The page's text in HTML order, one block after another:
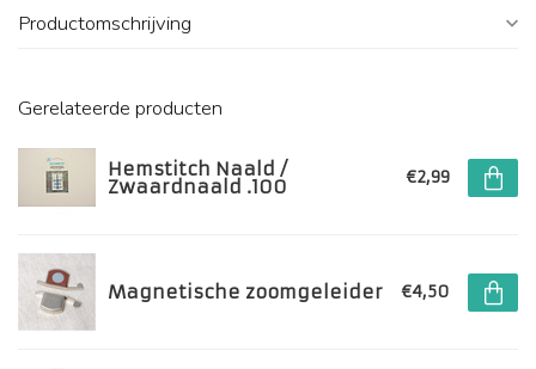
Productomschrijving
Gerelateerde producten
Hemstitch Naald /
Zwaardnaald .100 €2,99
Magnetische zoomgeleider €4,50